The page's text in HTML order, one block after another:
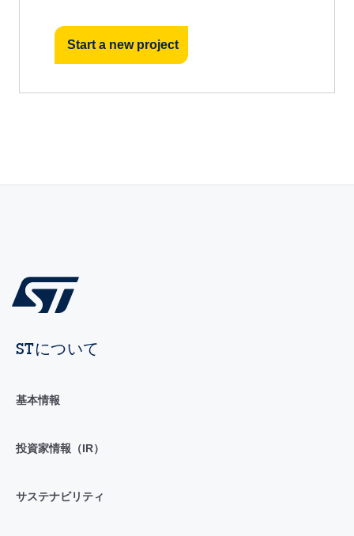
Start a new project
STについて
基本情報
投資家情報（IR）
サステナビリティ